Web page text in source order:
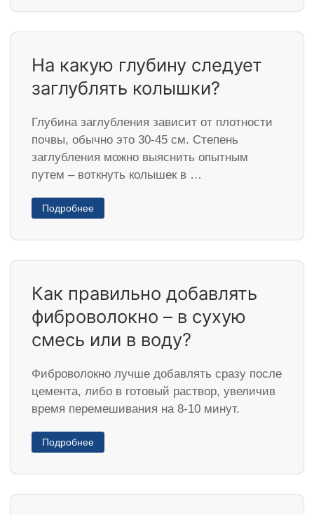
На какую глубину следует
заглублять колышки?
Глубина заглубления зависит от плотности
почвы, обычно это 30-45 см. Степень
заглубления можно выяснить опытным
путем – воткнуть колышек в …
Подробнее
Как правильно добавлять
фиброволокно – в сухую
смесь или в воду?
Фиброволокно лучше добавлять сразу после
цемента, либо в готовый раствор, увеличив
время перемешивания на 8-10 минут.
Подробнее